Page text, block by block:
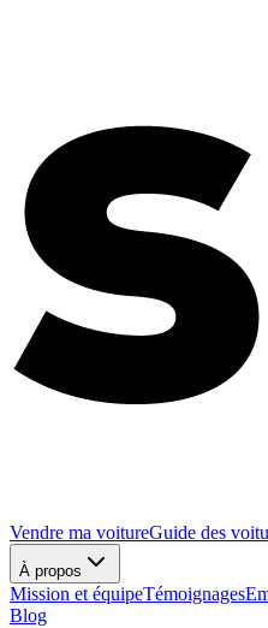
Vendre ma voitureGuide des
À propos
Mission et équipeTémoignages
Blog